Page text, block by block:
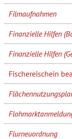
Filmaufnahmen
Finanzielle Hilfen
Finanzielle Hilfen
Fischereischein
Flurneuordnung